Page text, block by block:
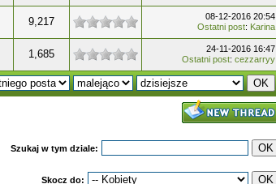
9,217
08-12-2016 20:54
Ostatni post: Karina
1,685
24-11-2016 16:47
Ostatni post: cezzarryy
Szukaj w tym dziale:
Skocz do: